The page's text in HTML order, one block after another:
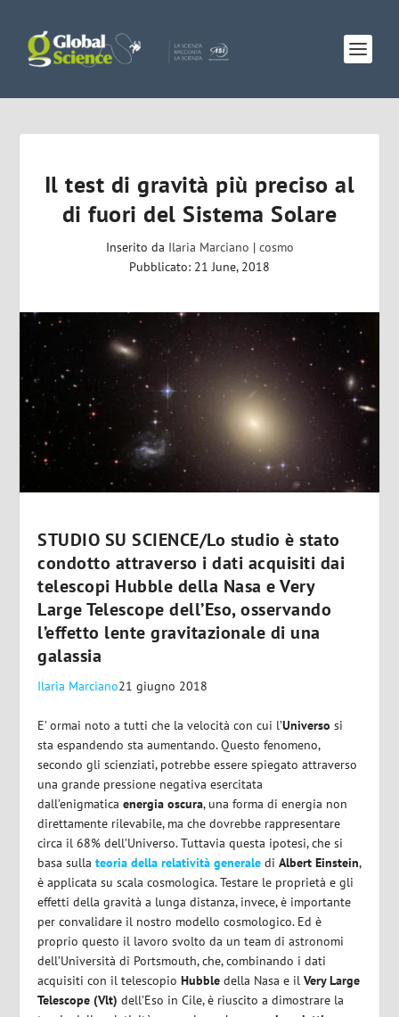
Il test di gravità più preciso al
di fuori del Sistema Solare
Inserito da Ilaria Marciano | cosmo
Pubblicato: 21 June, 2018
STUDIO SU SCIENCE/Lo studio è stato
condotto attraverso i dati acquisiti dai
telescopi Hubble della Nasa e Very
Large Telescope dell’Eso, osservando
l’effetto lente gravitazionale di una
galassia
Ilaria Marciano21 giugno 2018
E’ ormai noto a tutti che la velocità con cui l’Universo si
sta espandendo sta aumentando. Questo fenomeno,
secondo gli scienziati, potrebbe essere spiegato attraverso
una grande pressione negativa esercitata
dall’enigmaticaenergia oscura, una forma di energia non
direttamente rilevabile, ma che dovrebbe rappresentare
circa il 68% dell’Universo. Tuttavia questa ipotesi, che si
basa sullateoria della relatività generale diAlbert Einstein,
è applicata su scala cosmologica. Testare le proprietà e gli
effetti della gravità a lunga distanza, invece, è importante
per convalidare il nostro modello cosmologico. Ed è
proprio questo il lavoro svolto da un team di astronomi
dell’Università di Portsmouth, che, combinando i dati
acquisiti con il telescopioHubble della Nasa e ilVery Large
Telescope (Vlt) dell’Eso in Cile, è riuscito a dimostrare la